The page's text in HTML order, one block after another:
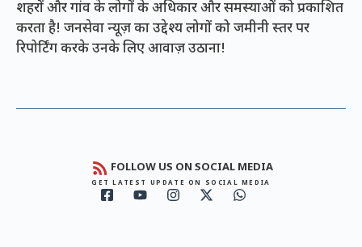
शहरों और गांव के लोगों के अधिकार और समस्याओं को प्रकाशित
करता है! जनसेवा न्यूज़ का उद्देश्य लोगों को जमीनी स्तर पर
रिपोर्टिंग करके उनके लिए आवाज़ उठाना!
FOLLOW US ON SOCIAL MEDIA
GET LATEST UPDATE ON SOCIAL MEDIA